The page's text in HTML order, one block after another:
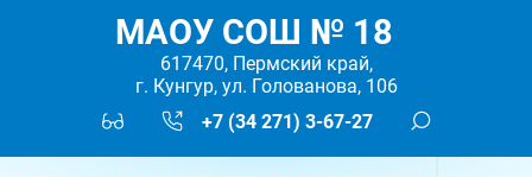
МАОУ СОШ № 18
617470, Пермский край,
г. Кунгур, ул. Голованова, 106
+7 (34 271) 3-67-27